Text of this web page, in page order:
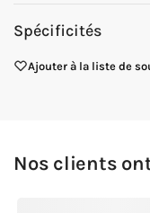
Spécificités
Ajouter à la liste de
Nos clients